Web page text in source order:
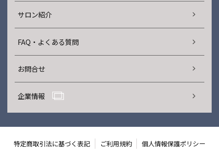
サロン紹介
FAQ・よくある質問
お問合せ
企業情報
特定商取引法に基づく表記 ご利用規約 個人情報保護ポリシー